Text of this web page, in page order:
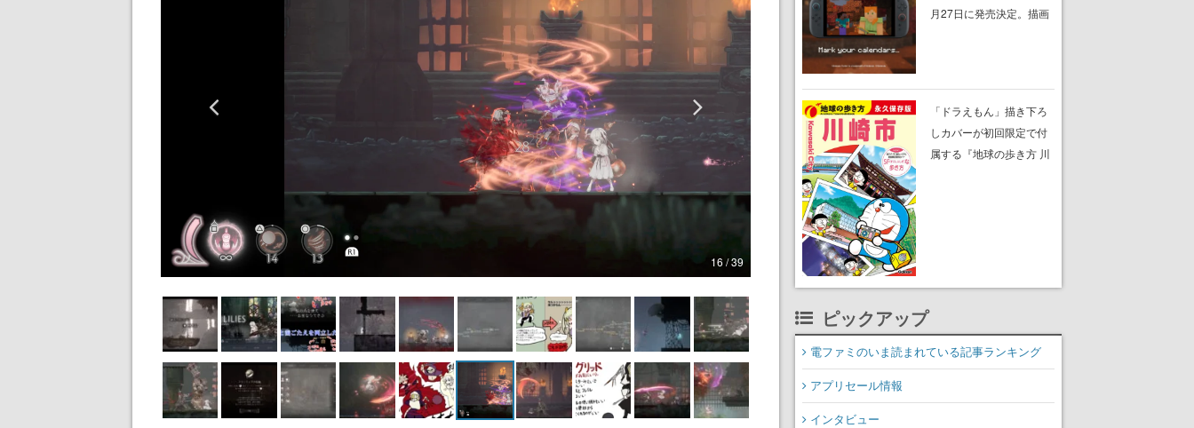
16 / 39
月27日に発売決定。描画
「ドラえもん」描き下ろ
しカバーが初回限定で付
属する『地球の歩き方 川
ピックアップ
電ファミのいま読まれている記事ランキング
アプリセール情報
インタビュー